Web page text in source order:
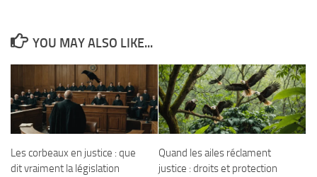
YOU MAY ALSO LIKE...
Les corbeaux en justice : que
dit vraiment la législation
Quand les ailes réclament
justice : droits et protection